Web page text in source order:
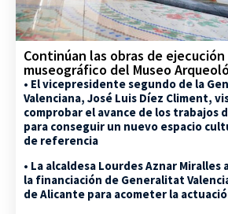
Continúan las obras de
museográfico del Museo
• El vicepresidente segundo de la
Valenciana, José Luis Díez Climent,
comprobar el avance de los trabajos
para conseguir un nuevo espacio
de referencia
• La alcaldesa Lourdes Aznar
la financiación de Generalitat
de Alicante para acometer la